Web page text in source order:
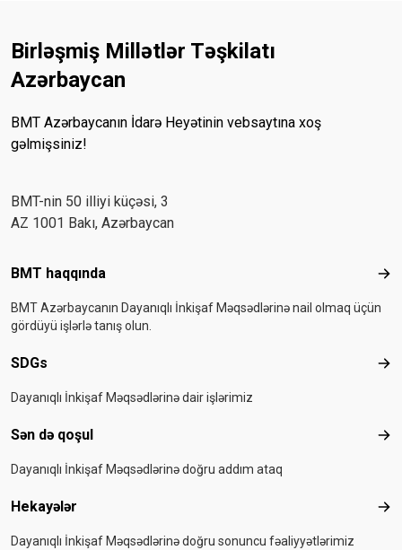
Birləşmiş Millətlər Təşkilatı
Azərbaycan
BMT Azərbaycanın İdarə Heyətinin vebsaytına xoş
gəlmişsiniz!
BMT-nin 50 illiyi küçəsi, 3
AZ 1001 Bakı, Azərbaycan
Footer menu
BMT haqqında
BMT Azərbaycanın Dayanıqlı İnkişaf Məqsədlərinə nail olmaq üçün
gördüyü işlərlə tanış olun.
SDGs
Dayanıqlı İnkişaf Məqsədlərinə dair işlərimiz
Sən də qoşul
Dayanıqlı İnkişaf Məqsədlərinə doğru addım ataq
Hekayələr
Dayanıqlı İnkişaf Məqsədlərinə doğru sonuncu fəaliyyətlərimiz